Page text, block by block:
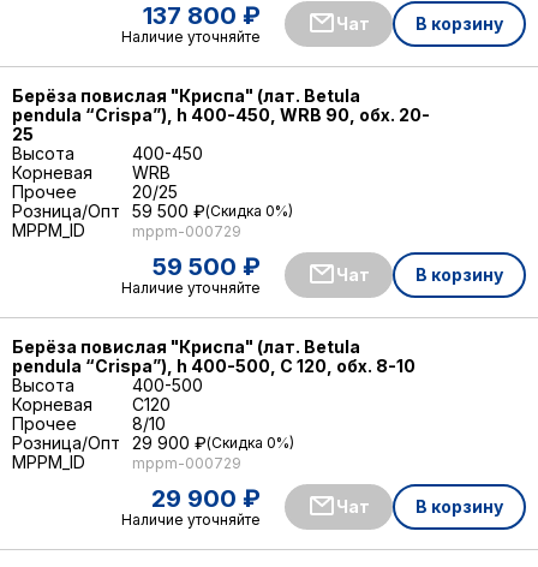
137 800 ₽
Наличие уточняйте
Чат В корзину
Берёза повислая "Криспа" (лат. Betula
pendula “Crispa”), h 400-450, WRB 90, обх. 20-
25
Высота
400-450
Корневая
WRB
Прочее
20/25
Розница/Опт
59 500 ₽ Скидка 0%
59 500 ₽
Наличие уточняйте
Чат В корзину
MPPM_ID mppm-000729
Берёза повислая "Криспа" (лат. Betula
pendula “Crispa”), h 400-500, С 120, обх. 8-10
Высота
400-500
Корневая
C120
Прочее
8/10
Розница/Опт
29 900 ₽ Скидка 0%
29 900 ₽
Наличие уточняйте
Чат В корзину
MPPM_ID mppm-000729